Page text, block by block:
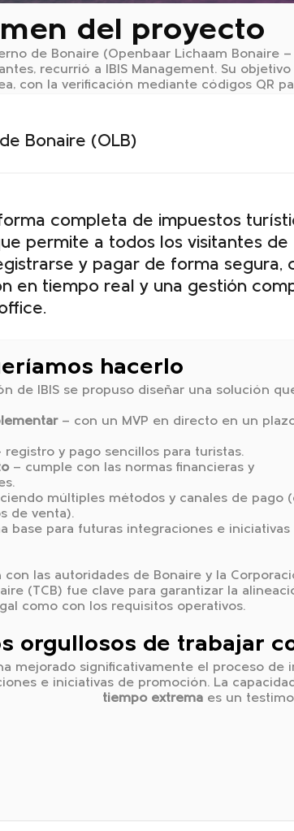
del proyecto
de Bonaire (Openbaar Lichaam
recurrió a IBIS Management. Su
con la verificación mediante códigos QR
Bonaire (OLB)
completa de impuestos
permite a todos los visitantes de
y pagar de forma segura,
en tiempo real y una gestión
hacerlo
de IBIS se propuso diseñar una solución
— con un MVP en directo en un
y pago sencillos para turistas.
— cumple con las normas financieras y
múltiples métodos y canales de pago
de venta).
base para futuras integraciones e iniciativas
con las autoridades de Bonaire y la
(TCB) fue clave para garantizar la
como con los requisitos operativos.
orgullosos de trabajar
mejorado significativamente el proceso de
e iniciativas de promoción. La
tiempo extrema es un